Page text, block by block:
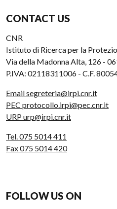
CONTACT US
CNR
Istituto di Ricerca per la
Via della Madonna Alta, 126 -
P.IVA: 02118311006 - C.F.
Email segreteria@irpi.cnr.it
PEC protocollo.irpi@pec.cnr.it
URP urp@irpi.cnr.it
Tel. 075 5014 411
Fax 075 5014 420
FOLLOW US ON